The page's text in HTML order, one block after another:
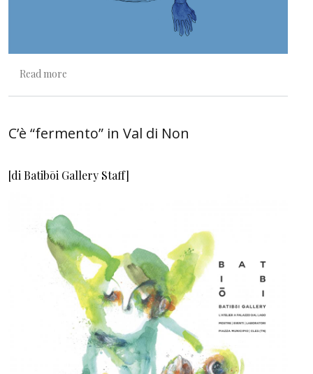
Read more
C’è “fermento” in Val di Non
[di Batibōi Gallery Staff]